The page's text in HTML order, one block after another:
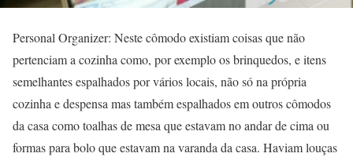
Personal Organizer: Neste cômodo existiam coisas que não
pertenciam a cozinha como, por exemplo os brinquedos, e itens
semelhantes espalhados por vários locais, não só na própria
cozinha e despensa mas também espalhados em outros cômodos
da casa como toalhas de mesa que estavam no andar de cima ou
formas para bolo que estavam na varanda da casa. Haviam louças